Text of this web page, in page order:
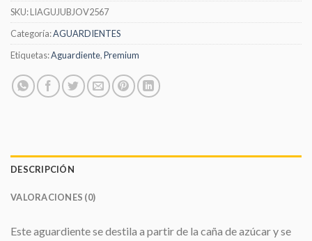
SKU:LIAGUJUBJOV2567
Categoría:AGUARDIENTES
Etiquetas:Aguardiente,Premium
DESCRIPCIÓN
VALORACIONES (0)
Este aguardiente se destila a partir de la caña de azúcar y se